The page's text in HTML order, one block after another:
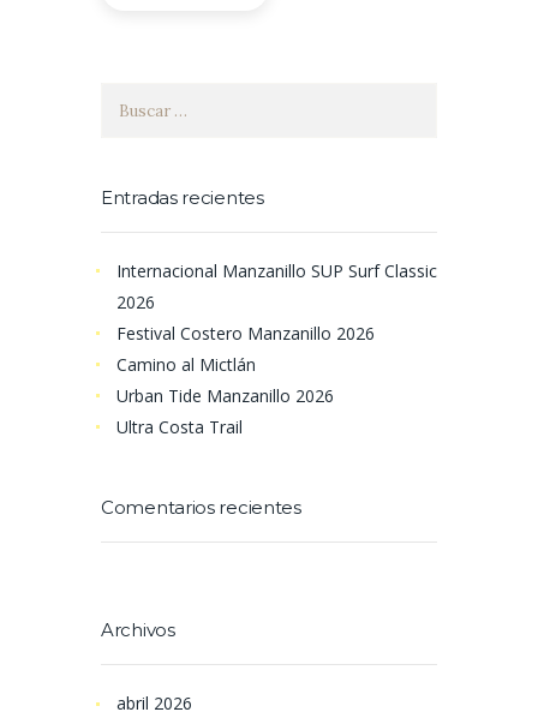
Entradas recientes
Internacional Manzanillo SUP Surf Classic
2026
Festival Costero Manzanillo 2026
Camino al Mictlán
Urban Tide Manzanillo 2026
Ultra Costa Trail
Comentarios recientes
Archivos
abril 2026